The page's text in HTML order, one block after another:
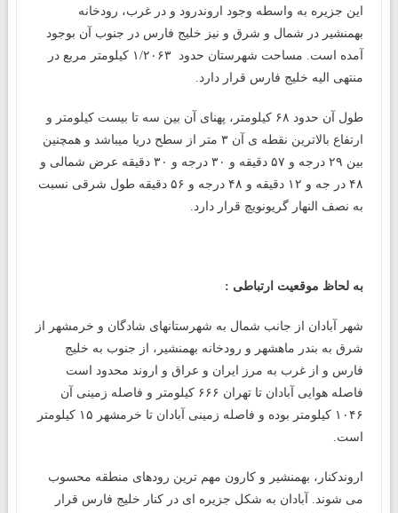
این جزیره به واسطه وجود اروندرود و در غرب، رودخانه
بهمنشیر در شمال و شرق و نیز خلیج فارس در جنوب آن بوجود
آمده است. مساحت شهرستان حدود ۱/۲۰۶۳ کیلومتر مربع در
منتهی الیه خلیج فارس قرار دارد.
طول آن حدود ۶۸ کیلومتر، پهنای آن بین سه تا بیست کیلومتر و
ارتفاع بالاترین نقطه ی آن ۳ متر از سطح دریا میباشد و همچنین
بین ۲۹ درجه و ۵۷ دقیقه و ۳۰ درجه و ۳۰ دقیقه عرض شمالی و
۴۸ در جه و ۱۲ دقیقه و ۴۸ درجه و ۵۶ دقیقه طول شرقی نسبت
به نصف النهار گریونویچ قرار دارد.
به لحاظ موقعیت ارتباطی :
شهر آبادان از جانب شمال به شهرستانهای شادگان و خرمشهر از
شرق به بندر ماهشهر و رودخانه بهمنشیر، از جنوب به خلیج
فارس و از غرب به مرز ایران و عراق و اروند محدود است
فاصله هوایی آبادان تا تهران ۶۶۶ کیلومتر و فاصله زمینی آن
۱۰۴۶ کیلومتر بوده و فاصله زمینی آبادان تا خرمشهر ۱۵ کیلومتر
است.
اروندکنار، بهمنشیر و کارون مهم ترین رودهای منطقه محسوب
می شوند. آبادان به شکل جزیره ای در کنار خلیج فارس قرار